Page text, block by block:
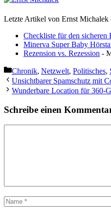
Letzte Artikel von Ernst Michalek
Checkliste für den sicheren
Minerva Super Baby
Rezension vs. Rezession -
Kategorien
Chronik, Netzwelt, Politisches,
Unsichtbarer Spamschutz mit
Wunderbare Location für 360-
Schreibe einen
Name